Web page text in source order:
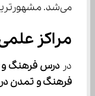
می‌شد. مشهورترین آثار تاریخ نگاری این دوره می‌توان به کتاب حبیب السیر تالیف قیاس الدین خاندمیر اشاره کرد.
مراکز
در درس فرهنگ و
فرهنگ و تمدن در